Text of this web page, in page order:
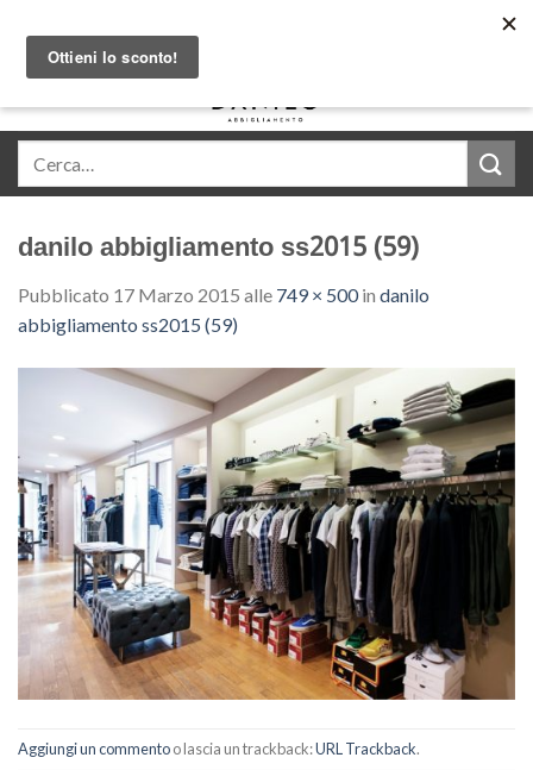
content
danilo abbigliamento ss2015 (59)
Pubblicato 17 Marzo 2015 alle 749 × 500in danilo
abbigliamento ss2015 (59)
Aggiungi un commentoo lascia un trackback:URL Trackback.